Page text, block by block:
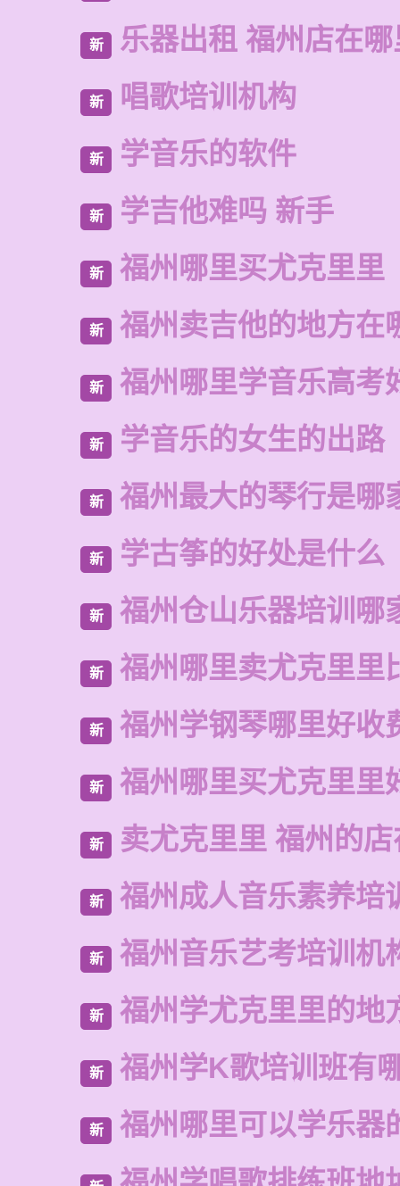
新 乐器出租 福州店在
新 唱歌培训机构
新 学音乐的软件
新 学吉他难吗 新手
新 福州哪里买尤克里里
新 福州卖吉他的地方在
新 福州哪里学音乐高考
新 学音乐的女生的出路
新 福州最大的琴行是哪
新 学古筝的好处是什么
新 福州仓山乐器培训哪
新 福州哪里卖尤克里里
新 福州学钢琴哪里好收
新 福州哪里买尤克里里
新 卖尤克里里 福州的
新 福州成人音乐素养培
新 福州音乐艺考培训机
新 福州学尤克里里的地
新 福州学K歌培训班有
新 福州哪里可以学乐器